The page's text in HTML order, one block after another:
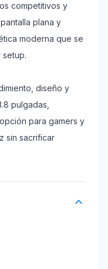
competitivos y
plana y
moderna que se
diseño y
pulgadas,
para gamers y
sin sacrificar